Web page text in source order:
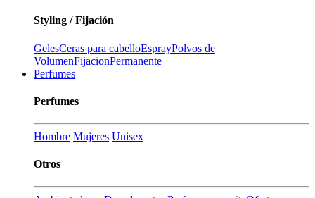
Styling / Fijación
GelesCeras para cabelloEsprayPolvos de
VolumenFijacionPermanente
Perfumes
Perfumes
Hombre Mujeres Unisex
Otros